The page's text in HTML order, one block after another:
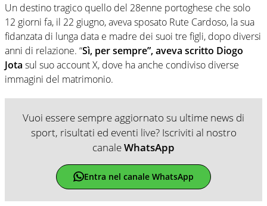
Un destino tragico quello del 28enne portoghese che solo
12 giorni fa, il 22 giugno, aveva sposato Rute Cardoso, la sua
fidanzata di lunga data e madre dei suoi tre figli, dopo diversi
anni di relazione. “Sì, per sempre”, aveva scritto Diogo
Jota sul suo account X, dove ha anche condiviso diverse
immagini del matrimonio.
Vuoi essere sempre aggiornato su ultime news di
sport, risultati ed eventi live? Iscriviti al nostro
canaleWhatsApp
Entra nel canale WhatsApp